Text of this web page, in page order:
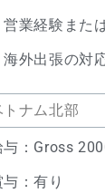
営業経験また
海外出張の対
トナム北部
与：Gross
与：有り